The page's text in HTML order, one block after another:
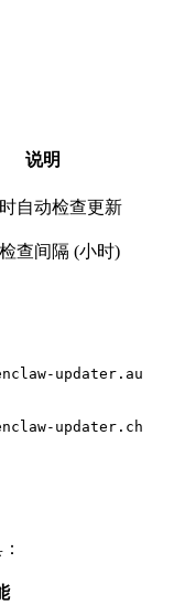
说明
自动检查更新
查间隔 (小时)